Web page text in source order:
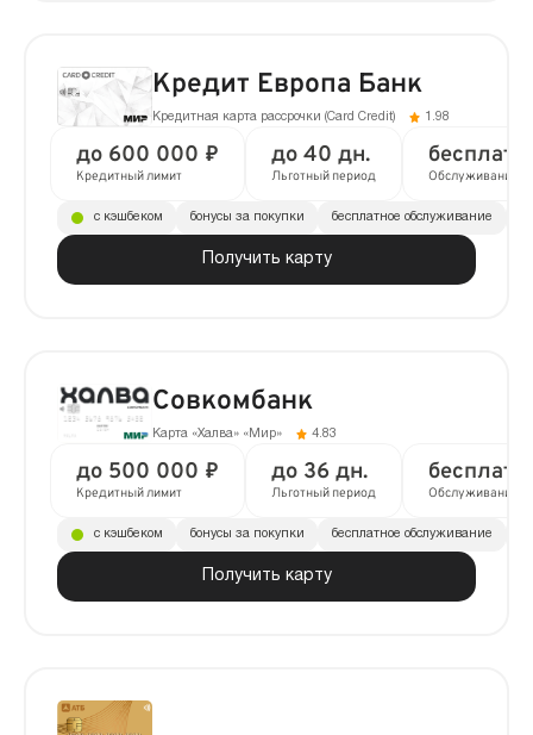
Кредит Европа Банк
Кредитная карта рассрочки (Сard Сredit) 1.98
до 600 000 ₽
Кредитный лимит
до 40 дн.
Льготный период Обслуживание
Получить карту
с кэшбеком бонусы за покупки бесплатное обслуживание
Совкомбанк
Карта «Халва» «Мир» 4.83
до 500 000 ₽
Кредитный лимит
до 36 дн.
Льготный период Обслуживание
Получить карту
с кэшбеком бонусы за покупки бесплатное обслуживание